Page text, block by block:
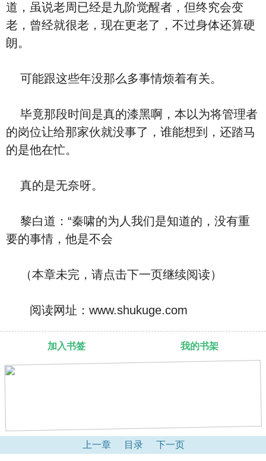
道，虽说老周已经是九阶觉醒者，但终究会变
老，曾经就很老，现在更老了，不过身体还算硬
朗。
可能跟这些年没那么多事情烦着有关。
毕竟那段时间是真的漆黑啊，本以为将管理者
的岗位让给那家伙就没事了，谁能想到，还踏马
的是他在忙。
真的是无奈呀。
黎白道：“秦啸的为人我们是知道的，没有重
要的事情，他是不会
（本章未完，请点击下一页继续阅读）
阅读网址：www.shukuge.com
加入书签 我的书架
上一章 目录 下一页